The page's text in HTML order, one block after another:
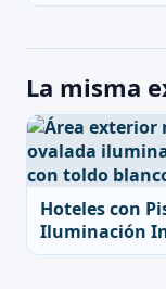
La misma
Hoteles con
Iluminación